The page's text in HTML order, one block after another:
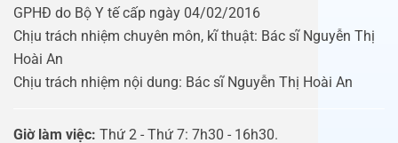
GPHĐ do Bộ Y tế cấp ngày 04/02/2016
Chịu trách nhiệm chuyên môn, kĩ thuật: Bác sĩ Nguyễn Thị
Hoài An
Chịu trách nhiệm nội dung: Bác sĩ Nguyễn Thị Hoài An
Giờ làm việc: Thứ 2 - Thứ 7: 7h30 - 16h30.